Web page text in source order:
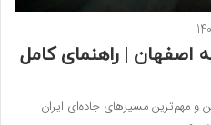
140
اصفهان | راهنمای کامل
و مهم‌ترین مسیرهای جاده‌ای ایران